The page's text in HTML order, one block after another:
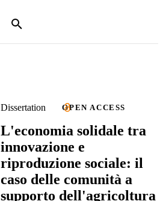
Dissertation OPEN ACCESS
L'economia solidale tra
innovazione e
riproduzione sociale: il
caso delle comunità a
supporto dell'agricoltura